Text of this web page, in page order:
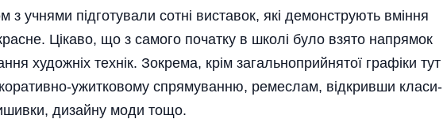
з учнями підготували сотні виставок, які демонструють вміння
Цікаво, що з самого початку в школі було взято напрямок
художніх технік. Зокрема, крім загальноприйнятої графіки тут
ужитковому спрямуванню, ремеслам, від­кривши класи­
дизайну моди тощо.